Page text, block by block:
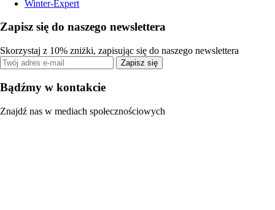
Winter-Expert
Zapisz się do naszego newslettera
Skorzystaj z 10% zniżki, zapisując się do naszego newslettera
Zapisz się
Bądźmy w kontakcie
Znajdź nas w mediach społecznościowych